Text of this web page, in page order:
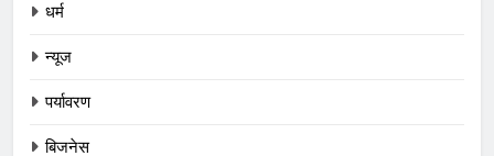
धर्म
न्यूज
पर्यावरण
बिजनेस